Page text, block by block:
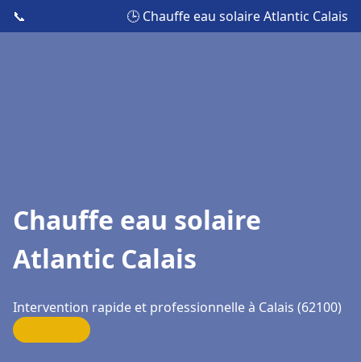
📞 🕒 Chauffe eau solaire Atlantic Calais
Chauffe eau solaire
Atlantic Calais
Intervention rapide et professionnelle à Calais (62100)